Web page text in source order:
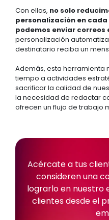
Con ellas, no solo
personalización en
podemos enviar correos
personalización
destinatario reciba un
Además, esta herramienta
tiempo a actividades
sacrificar la calidad de
la necesidad de redactar
ofrecen un flujo de trabajo
Acércate a tus
consideren una
lograrlo en nuestro
clientes desde el